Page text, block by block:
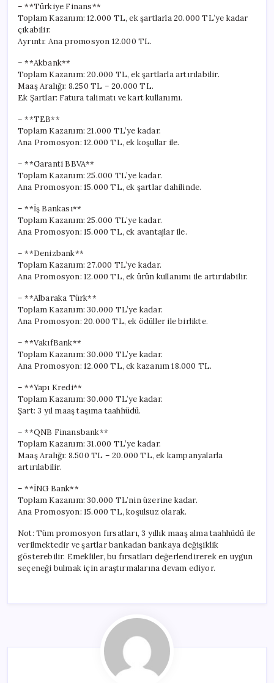
– **Türkiye Finans**
Toplam Kazanım: 12.000 TL, ek şartlarla 20.000 TL’ye kadar
çıkabilir.
Ayrıntı: Ana promosyon 12.000 TL.
– **Akbank**
Toplam Kazanım: 20.000 TL, ek şartlarla artırılabilir.
Maaş Aralığı: 8.250 TL – 20.000 TL.
Ek Şartlar: Fatura talimatı ve kart kullanımı.
– **TEB**
Toplam Kazanım: 21.000 TL’ye kadar.
Ana Promosyon: 12.000 TL, ek koşullar ile.
– **Garanti BBVA**
Toplam Kazanım: 25.000 TL’ye kadar.
Ana Promosyon: 15.000 TL, ek şartlar dahilinde.
– **İş Bankası**
Toplam Kazanım: 25.000 TL’ye kadar.
Ana Promosyon: 15.000 TL, ek avantajlar ile.
– **Denizbank**
Toplam Kazanım: 27.000 TL’ye kadar.
Ana Promosyon: 12.000 TL, ek ürün kullanımı ile artırılabilir.
– **Albaraka Türk**
Toplam Kazanım: 30.000 TL’ye kadar.
Ana Promosyon: 20.000 TL, ek ödüller ile birlikte.
– **VakıfBank**
Toplam Kazanım: 30.000 TL’ye kadar.
Ana Promosyon: 12.000 TL, ek kazanım 18.000 TL.
– **Yapı Kredi**
Toplam Kazanım: 30.000 TL’ye kadar.
Şart: 3 yıl maaş taşıma taahhüdü.
– **QNB Finansbank**
Toplam Kazanım: 31.000 TL’ye kadar.
Maaş Aralığı: 8.500 TL – 20.000 TL, ek kampanyalarla
artırılabilir.
– **İNG Bank**
Toplam Kazanım: 30.000 TL’nin üzerine kadar.
Ana Promosyon: 15.000 TL, koşulsuz olarak.
Not: Tüm promosyon fırsatları, 3 yıllık maaş alma taahhüdü ile
verilmektedir ve şartlar bankadan bankaya değişiklik
gösterebilir. Emekliler, bu fırsatları değerlendirerek en uygun
seçeneği bulmak için araştırmalarına devam ediyor.